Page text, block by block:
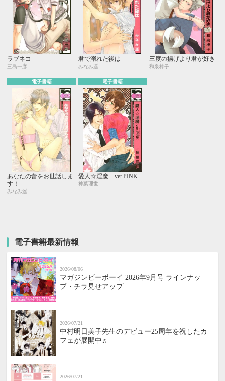
ラブネコ
三島一彦
君で溺れた後は
みなみ遥
三度の揚げより君が好き
和泉棒子
電子書籍
あなたの蕾をお世話しま
す！
みなみ遥
電子書籍
愛人☆淫魔 ver.PINK
神葉理世
電子書籍最新情報
2026/08/06
マガジンビーボーイ 2026年9月号 ラインナッ
プ・チラ見せアップ
2026/07/21
中村明日美子先生のデビュー25周年を祝したカ
フェが展開中♬
2026/07/21